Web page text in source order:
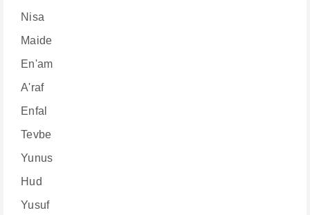
Nisa
Maide
En'am
A'raf
Enfal
Tevbe
Yunus
Hud
Yusuf